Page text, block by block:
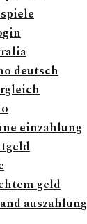
deutsch
einzahlung
geld
auszahlung